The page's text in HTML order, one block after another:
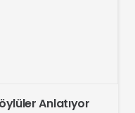
Anlatıyor